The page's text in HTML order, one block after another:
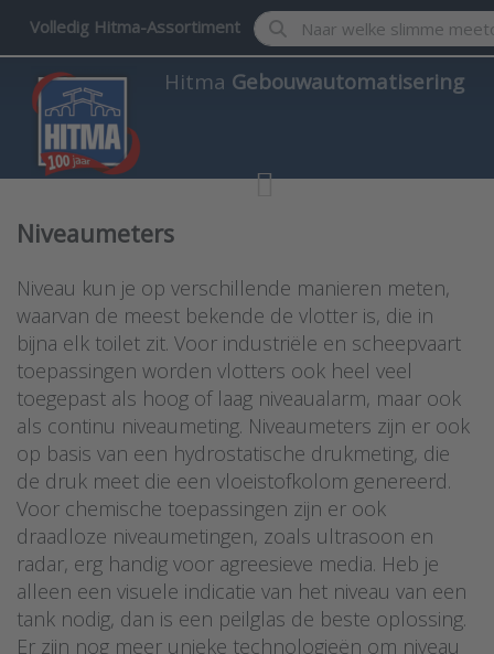
Volledig Hitma-Assortiment Enter a search term.
Hitma Gebouwautomatisering
Niveaumeters
Niveau kun je op verschillende manieren meten,
waarvan de meest bekende de vlotter is, die in
bijna elk toilet zit. Voor industriële en scheepvaart
toepassingen worden vlotters ook heel veel
toegepast als hoog of laag niveaualarm, maar ook
als continu niveaumeting. Niveaumeters zijn er ook
op basis van een hydrostatische drukmeting, die
de druk meet die een vloeistofkolom genereerd.
Voor chemische toepassingen zijn er ook
draadloze niveaumetingen, zoals ultrasoon en
radar, erg handig voor agreesieve media. Heb je
alleen een visuele indicatie van het niveau van een
tank nodig, dan is een peilglas de beste oplossing.
Er zijn nog meer unieke technologieën om niveau